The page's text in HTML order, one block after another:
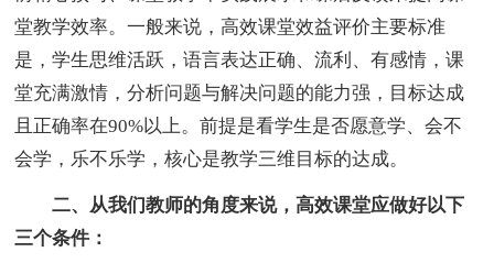
堂教学效率。一般来说，高效课堂效益评价主要标准
是，学生思维活跃，语言表达正确、流利、有感情，课
堂充满激情，分析问题与解决问题的能力强，目标达成
且正确率在90%以上。前提是看学生是否愿意学、会不
会学，乐不乐学，核心是教学三维目标的达成。
二、从我们教师的角度来说，高效课堂应做好以下
三个条件：